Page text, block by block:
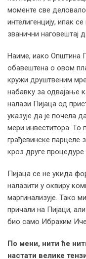
моменте све
интелигенцију, ипак
званични наговештај
Наиме, иако Општина
обавештена о овом
кружи друштвеним
набавку за одвајање
налази Пијаца од
указује да је почела
мери инвеститора.
грађевинске парцеле
кроз друге процедуре
Пијаца се не укида
налазити у оквиру
маргинализује. Тако
причали на Пијаци,
био само Ибрахим
По мени, нити ће
настати велике